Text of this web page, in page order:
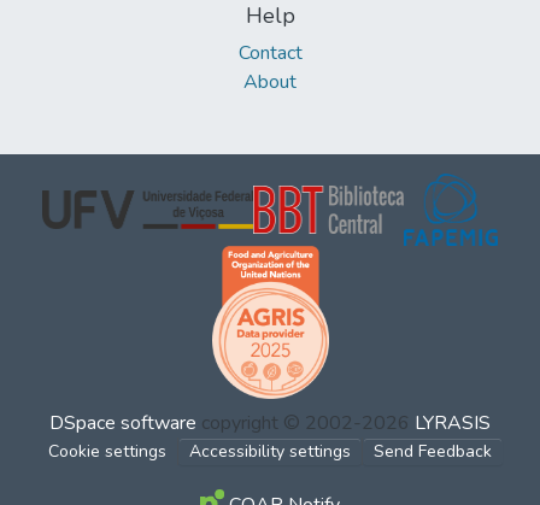
Help
Contact
About
DSpace software copyright © 2002-2026 LYRASIS
Cookie settings Accessibility settings Send Feedback